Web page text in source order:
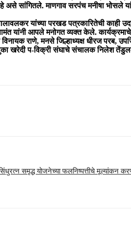
असे सांगितले. माणगाव सरपंच मनीषा भोसले
यांच्या परखड पत्रकारितेची
यांनी आपले मनोगत व्यक्त केले.
राणे, मनसे जिल्हाध्यक्ष धीरज परब,
खरेदी प-विक्री संघाचे संचालक निलेश
समृद्ध योजनेच्या फलनिष्पत्तीचे मूल्यांकन